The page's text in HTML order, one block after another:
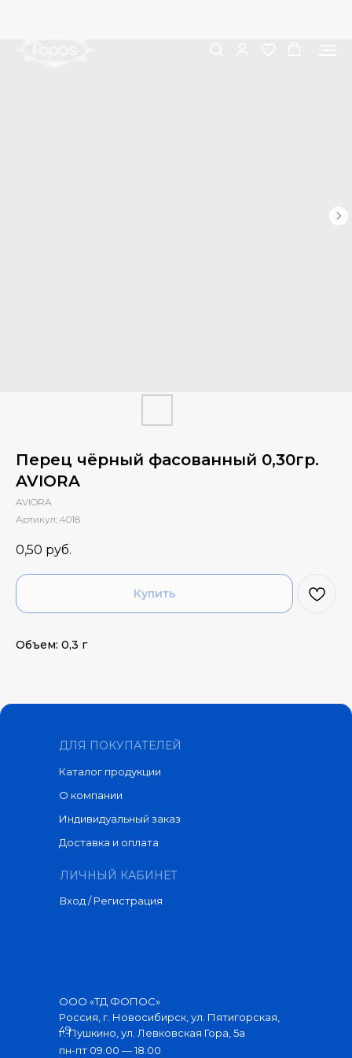
Перец чёрный фасованный 0,30гр.
AVIORA
AVIORA
Артикул: 4018
0,50 руб.
Купить
Объем: 0,3 г
ДЛЯ ПОКУПАТЕЛЕЙ
Каталог продукции
Доставка и оплата
ЛИЧНЫЙ КАБИНЕТ
Вход / Регистрация
О компании
пн-пт 09.00 — 18.00
Индивидуальный заказ
Россия, г. Новосибирск, ул. Пятигорская,
49
г. Пушкино, ул. Левковская Гора, 5а
ООО «ТД ФОПОС»